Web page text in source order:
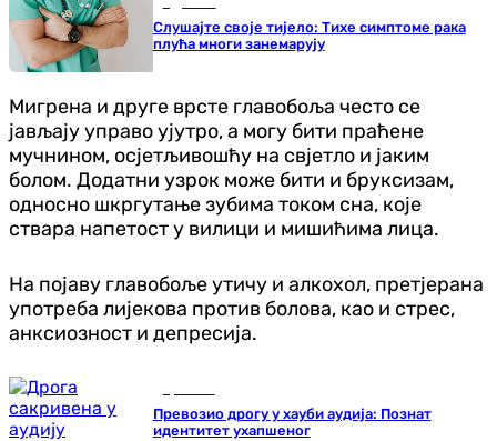
Слушајте своје тијело: Тихе симптоме рака
плућа многи занемарују
Мигрена и друге врсте главобоља често се
јављају управо ујутро, а могу бити праћене
мучнином, осјетљивошћу на свјетло и јаким
болом. Додатни узрок може бити и бруксизам,
односно шкргутање зубима током сна, које
ствара напетост у вилици и мишићима лица.
На појаву главобоље утичу и алкохол, претјерана
употреба лијекова против болова, као и стрес,
анксиозност и депресија.
Превозио дрогу у хауби аудија: Познат
идентитет ухапшеног